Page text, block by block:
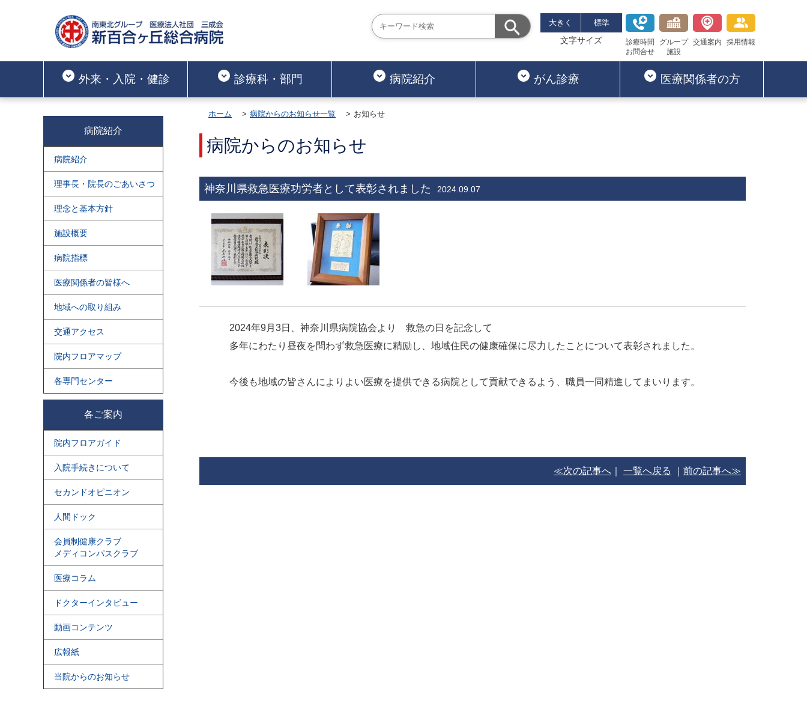
大きく 標準
文字サイズ
診療時間
お問合せ
グループ
施設
交通案内 採用情報
外来・入院・健診 診療科・部門 病院紹介 がん診療 医療関係者の方
病院紹介
病院紹介
理事長・院長のごあいさつ
理念と基本方針
施設概要
病院指標
医療関係者の皆様へ
地域への取り組み
交通アクセス
院内フロアマップ
各専門センター
各ご案内
院内フロアガイド
入院手続きについて
セカンドオピニオン
人間ドック
会員制健康クラブ
メディコンパスクラブ
医療コラム
ドクターインタビュー
動画コンテンツ
広報紙
当院からのお知らせ
ホーム 病院からのお知らせ一覧 お知らせ
病院からのお知らせ
神奈川県救急医療功労者として表彰されました 2024.09.07
2024年9月3日、神奈川県病院協会より 救急の日を記念して
多年にわたり昼夜を問わず救急医療に精励し、地域住民の健康確保に尽力したことについて表彰されました。
今後も地域の皆さんによりよい医療を提供できる病院として貢献できるよう、職員一同精進してまいります。
≪次の記事へ 一覧へ戻る 前の記事へ≫